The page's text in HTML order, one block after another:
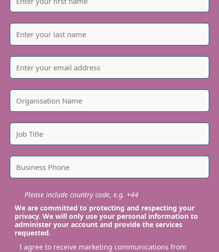
Please include country code, e.g. +44
We are committed to protecting and respecting your
privacy. We will only use your personal information to
administer your account and provide the services
requested.
I agree to receive marketing communications from